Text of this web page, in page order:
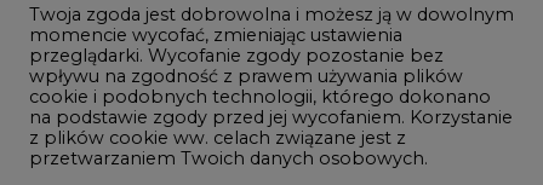
Atom
Fotowoltaika
Offshore wind
Twoja zgoda jest dobrowolna i możesz ją w dowolnym
momencie wycofać, zmieniając ustawienia
przeglądarki. Wycofanie zgody pozostanie bez
wpływu na zgodność z prawem używania plików
cookie i podobnych technologii, którego dokonano
na podstawie zgody przed jej wycofaniem. Korzystanie
z plików cookie ww. celach związane jest z
przetwarzaniem Twoich danych osobowych.